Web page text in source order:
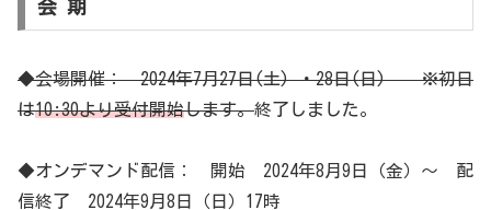
会 期
◆会場開催： 2024年7月27日(土) ・28日(日) ※初日
は10:30より受付開始します。終了しました。
◆オンデマンド配信： 開始 2024年8月9日（金）～ 配
信終了 2024年9月8日（日）17時